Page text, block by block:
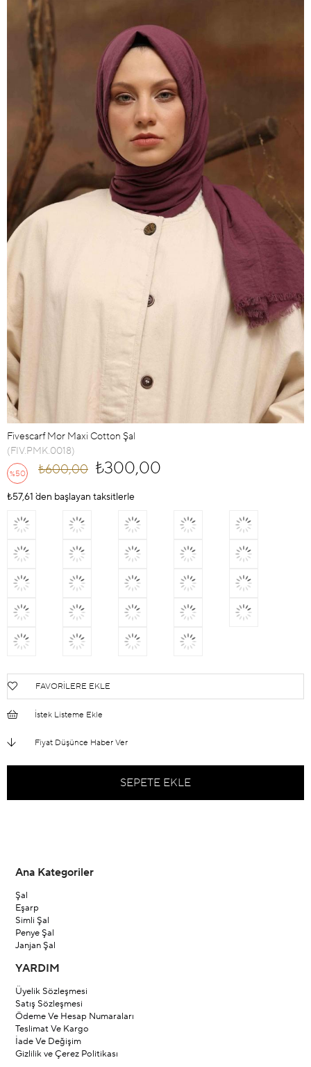
Fivescarf Mor Maxi Cotton Şal
(FIV.PMK.0018)
%50
İndirim
₺600,00 ₺300,00
₺57,61 `den başlayan taksitlerle
FAVORILERE EKLE
İstek Listeme Ekle
Fiyat Düşünce Haber Ver
Ana Kategoriler
Şal
Eşarp
Simli Şal
Penye Şal
Janjan Şal
YARDIM
Üyelik Sözleşmesi
Satış Sözleşmesi
Ödeme Ve Hesap Numaraları
Teslimat Ve Kargo
İade Ve Değişim
Gizlilik ve Çerez Politikası